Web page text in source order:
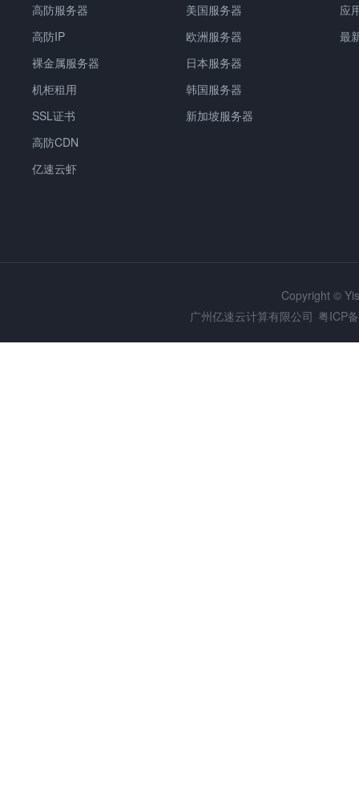
高防服务器
高防IP
裸金属服务器
机柜租用
SSL证书
高防CDN
亿速云虾
美国服务器
欧洲服务器
日本服务器
韩国服务器
新加坡服务器
应
最
Copyright ©
广州亿速云计算有限公司 粤ICP